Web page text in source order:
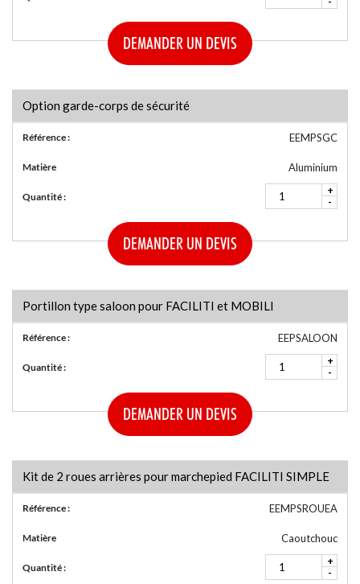
DEMANDER UN DEVIS
Option garde-corps de sécurité
Référence : EEMPSGC
Matière Aluminium
Quantité :
+
-
DEMANDER UN DEVIS
Portillon type saloon pour FACILITI et MOBILI
Référence : EEPSALOON
Quantité :
+
-
DEMANDER UN DEVIS
Kit de 2 roues arrières pour marchepied FACILITI SIMPLE
Référence : EEMPSROUEA
Matière Caoutchouc
Quantité :
+
-